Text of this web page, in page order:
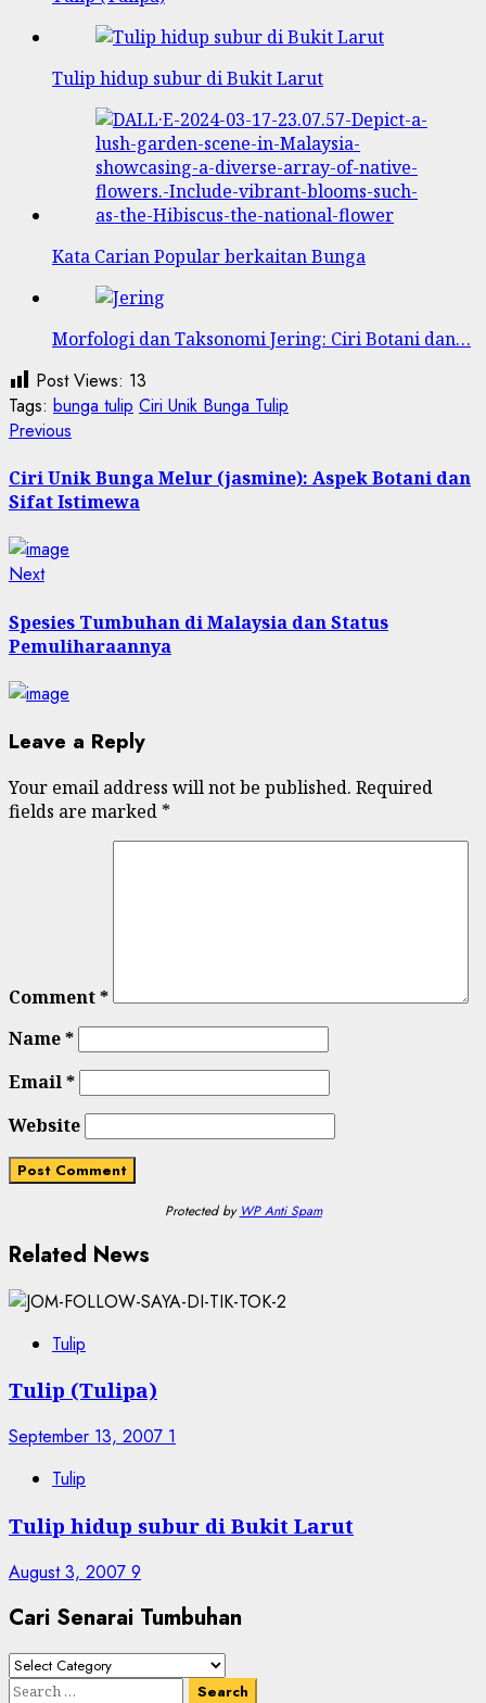
Tulip hidup subur di Bukit Larut
Kata Carian Popular berkaitan Bunga
Morfologi dan Taksonomi Jering: Ciri Botani dan…
Post Views: 13
Tags: bunga tulip Ciri Unik Bunga Tulip
Post
navigation
Previous
Ciri Unik Bunga Melur (jasmine): Aspek Botani dan
Sifat Istimewa
NextNext
Spesies Tumbuhan di Malaysia dan Status
Pemuliharaannya
Leave a Reply
Your email address will not be published. Required
fields are marked *
Comment*
Name*
Email*
Website
Protected by WP Anti Spam
Related News
Tulip
Tulip (Tulipa)
September 13, 2007 1
Tulip
Tulip hidup subur di Bukit Larut
August 3, 2007 9
Cari Senarai Tumbuhan
Cari
Senarai
Search